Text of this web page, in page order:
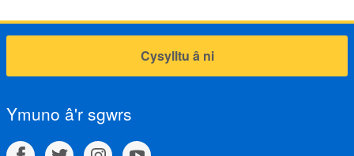
Cysylltu â ni
Ymuno â'r sgwrs